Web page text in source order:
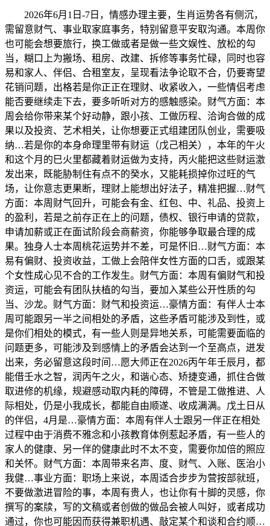
2026年6月1日-7日，情感办理主要，生肖运势各有侧沉，
需留意财气、事业取家庭事务，特别留意平安取沟通。本周你
也可能会想要旅行，换工做或者是做一些文娱性、放松的勾
当，糊口上为搬场、租房、改建、拆修等事务忙碌，同时也容
易和家人、伴侣、合租室友，呈现看法争论取不合，仍要寄望
花销问题，出格若是你正正在理财、收紧收入，一些情侣考虑
能否要继续走下去，要多听听对方的感触感染。财气方面：本
周会给你带来某个好动静，跟小孩、工做历程、洽询合做的成
果以及投资、艺术相关，让你想要正式组建团队创业，需要吸
纳…若是你的本身命理里带有财运（戊己相关），本年的午火
和这个月的巳火里都藏着财运做为支持，丙火能把这些财运激
发出来，既能胁制住有点不的癸水，又能耗损掉你过旺的气
场，让你意志更果断，理财上能想出好法子，精准把握…财气
方面：本周财气回升，可能会有金、红包、中、礼品、投资上
的盈利，若是之前存正在上的问题，债权、银行申请的贷款，
申请加薪或正在面试阶段会商薪资，你能够争取最合理的成
果。独身人士本周桃花运势并不差，可是怀旧…财气方面：本
易有偏财、投资收益，工做上会陪伴女性方面的口舌，或跟某
个女性成心见不合的工作发生。财气方面：本周有偏财气和投
资运，可能会有团队扶植的勾当，要加入某些公开性质的勾
当、沙龙。财气方面：财气和投资运…豪情方面：有伴人士本
周可能跟另一半之间相处的矛盾，这些矛盾可能涉及到性，或
是你们相处的模式，有一些人则是异地关系，可能需要面临的
问题更多，可能涉及到感情上的矛盾会达到一个至高点，迸发
出来，务必留意这段时间…愿大师正在2026丙午年壬辰月，都
能借壬水之智，润丙午之火，和谐心态、矫捷变通，抓住合做
取进修的机缘，规避感动取内耗的障碍，不管是工做推进、人
际相处，仍是小我成长，都能自由顺遂、收成满满。戊土日从
的伴侣，4月是…豪情方面：本周有伴人士跟另一伴正在相处
过程中由于消费不雅念和小孩教育体例惹起矛盾，有一些人的
家人的健康、另一伴的健康此时不太不变，需要你加倍的照应
和关怀。财气方面：本周带来名声、度、财气、入账、医治小
我健…事业方面：职场上来说，本周适合步步为营按部就班，
不要做激进冒险的事，本周有贵人，也让你有十脚的灵感，你
撰写的案牍，写的文稿或者创做的做品会被人叫好，或者成功
通过，你也可能因而获得兼职机遇、敲定某个和谈和合约顺…